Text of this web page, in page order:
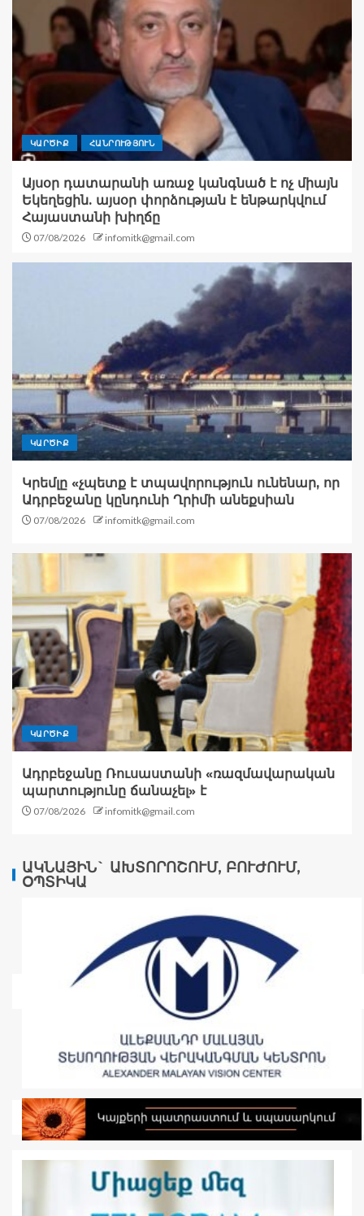
ԿԱՐԾԻՔ ՀԱՆՐՈՒԹՅՈՒՆ
Այսօր դատարանի առաջ կանգնած է ոչ միայն
Եկեղեցին. այսօր փորձության է ենթարկվում
Հայաստանի խիղճը
07/08/2026 infomitk@gmail.com
ԿԱՐԾԻՔ
Կրեմլը «չպետք է տպավորություն ունենար, որ
Ադրբեջանը կընդունի Ղրիմի անեքսիան
07/08/2026 infomitk@gmail.com
ԿԱՐԾԻՔ
Ադրբեջանը Ռուսաստանի «ռազմավարական
պարտությունը ճանաչել» է
07/08/2026 infomitk@gmail.com
ԱԿՆԱՅԻՆ` ԱԽՏՈՐՈՇՈՒՄ, ԲՈՒԺՈՒՄ,
ՕՊՏԻԿԱ